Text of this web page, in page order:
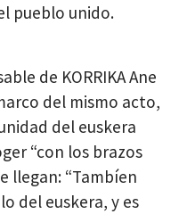
pueblo unido.
de KORRIKA Ane
del mismo acto,
del euskera
“con los brazos
llegan: “Tambíen
del euskera, y es